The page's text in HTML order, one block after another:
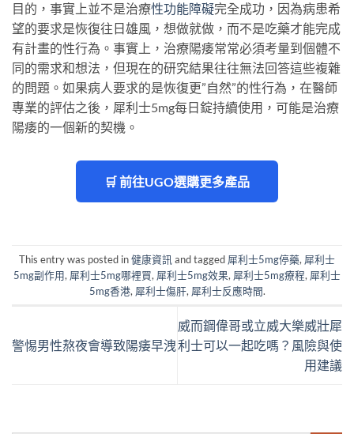
目的，事實上並不是治療性功能障礙完全成功，因為病患希
望的要求是恢復往日雄風，想做就做，而不是吃藥才能完成
有計畫的性行為。事實上，治療陽痿常常必須考量到個體不
同的需求和想法，但現在的研究結果往往無法回答這些複雜
的問題。如果病人要求的是恢復更”自然”的性行為，在醫師
專業的評估之後，犀利士5mg每日錠持續使用，可能是治療
陽痿的一個新的契機。
🛒 前往UGO選購更多產品
This entry was posted in健康資訊 and tagged 犀利士5mg停藥, 犀利士
5mg副作用, 犀利士5mg哪裡買, 犀利士5mg效果, 犀利士5mg療程, 犀利士
5mg香港, 犀利士傷肝, 犀利士反應時間.
警惕男性熬夜會導致陽痿早洩
威而鋼偉哥或立威大樂威壯犀
利士可以一起吃嗎？風險與使
用建議